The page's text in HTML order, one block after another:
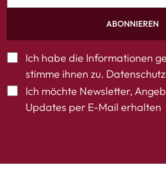
ABONNIEREN
Ich habe die Informationen
stimme ihnen zu.
Ich möchte Newsletter,
Updates per E-Mail erhalten